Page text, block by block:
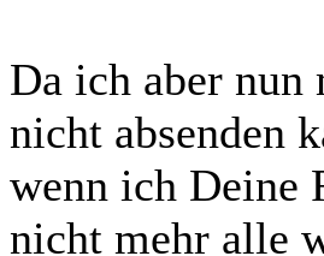
Da ich aber
nicht absenden
wenn ich Deine
nicht mehr alle